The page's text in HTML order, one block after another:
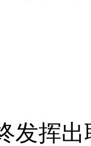
发挥